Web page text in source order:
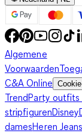
Algemene
Voorwaarden
C&A Online
TrendParty outfits
stripfigurenDisney
damesHeren